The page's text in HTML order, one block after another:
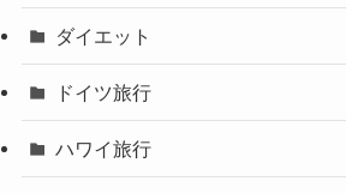
ダイエット
ドイツ旅行
ハワイ旅行